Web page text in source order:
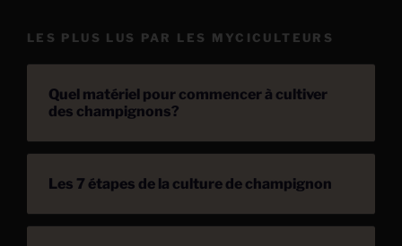
LES PLUS LUS PAR LES MYCICULTEURS
Quel matériel pour commencer à cultiver
des champignons?
Les 7 étapes de la culture de champignon